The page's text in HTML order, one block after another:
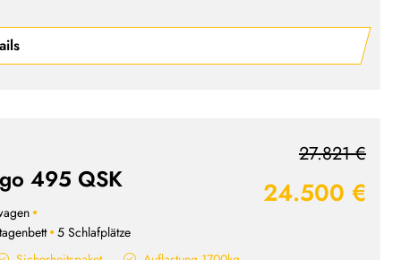
495 QSK
5 Schlafplätze
24.500 €
27.821 €